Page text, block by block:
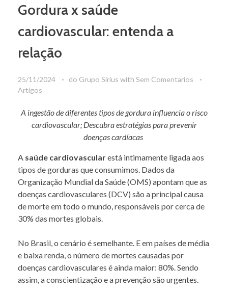
Gordura x saúde
cardiovascular: entenda a
relação
25/11/2024 do Grupo Sirius with Sem Comentarios
Artigos
A ingestão de diferentes tipos de gordura influencia o risco
cardiovascular; Descubra estratégias para prevenir
doenças cardíacas
A saúde cardiovascularestá intimamente ligada aos
tipos de gorduras que consumimos. Dados da
Organização Mundial da Saúde(OMS) apontam que as
doenças cardiovasculares (DCV) são a principal causa
de morte em todo o mundo, responsáveis por cerca de
30% das mortes globais.
No Brasil, o cenário é semelhante. E em países de média
e baixa renda, o número de mortes causadas por
doenças cardiovasculares é ainda maior: 80%. Sendo
assim, a conscientização e a prevenção são urgentes.